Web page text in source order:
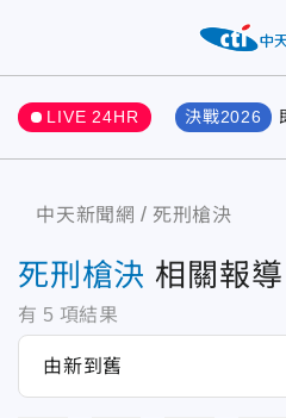
LIVE 24HR 決戰2026
中天新聞網 死刑槍決
死刑槍決 相關報導
有 5 項結果